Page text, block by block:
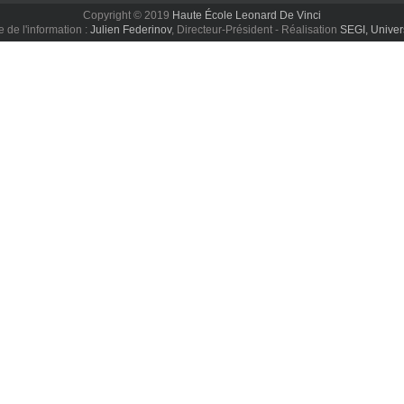
Copyright © 2019 Haute École Leonard De Vinci
de l'information : Julien Federinov, Directeur-Président - Réalisation SEGI,